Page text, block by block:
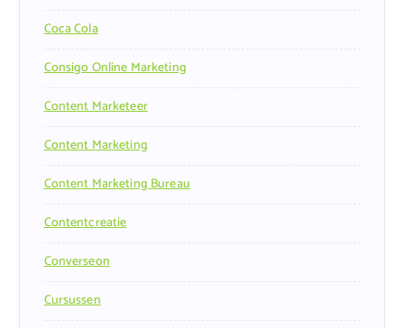
Coca Cola
Consigo Online Marketing
Content Marketeer
Content Marketing
Content Marketing Bureau
Contentcreatie
Converseon
Cursussen